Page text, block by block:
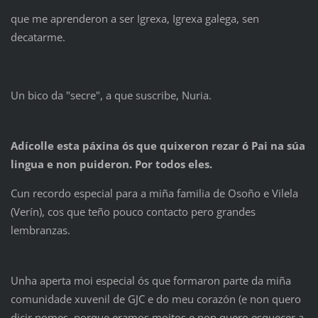
que me aprenderon a ser Igrexa, Igrexa galega, sen
decatarme.
Un bico da "secre", a que suscribe, Nuria.
Adícolle esta páxina ós que quixeron rezar ó Pai na súa
lingua e non puideron. Por todos eles.
Cun recordo especial para a miña familia de Osoño e Vilela
(Verín), cos que teño pouco contacto pero grandes
lembranzas.
Unha aperta moi especial ós que formaron parte da miña
comunidade xuvenil de GJC e do meu corazón (e non quero